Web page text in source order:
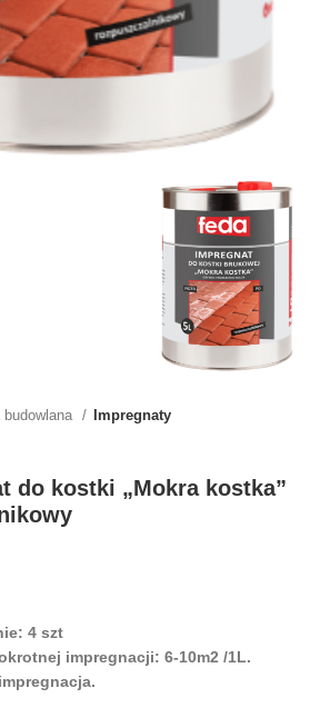
budowlana Impregnaty
do kostki „Mokra kostka”
4 szt
impregnacji: 6-10m2 /1L.